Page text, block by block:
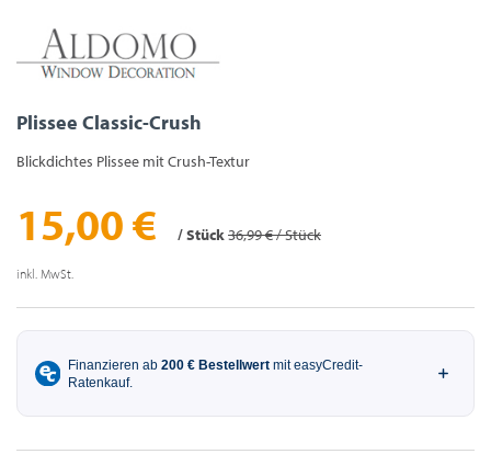
Plissee Classic-Crush
Blickdichtes Plissee mit Crush-Textur
15,00 € / Stück36,99 € / Stück
inkl. MwSt.